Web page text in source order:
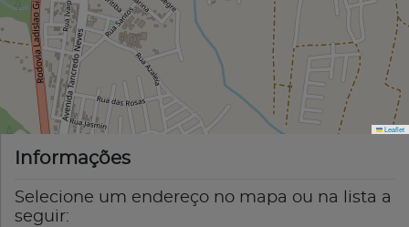
Leaflet
Informações
Selecione um endereço no mapa ou na lista a
seguir: